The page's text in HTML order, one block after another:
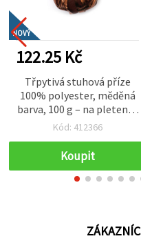
NOVÝ
122.25 Kč
Třpytivá stuhová příze
100% polyester, měděná
barva, 100 g – na pletení a
kreativní tvoření, ruční
Kód: 412366
Koupit